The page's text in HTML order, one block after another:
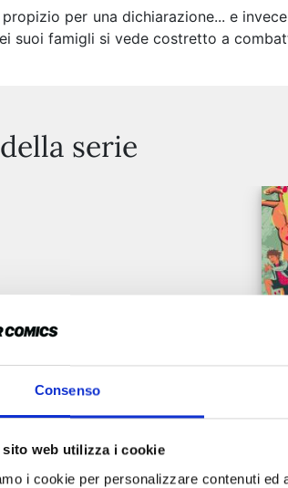
Consenso
sito web utilizza i cookie
i cookie per personalizzare contenuti
per una dichiarazione... e
suoi famigli si vede costretto a
serie